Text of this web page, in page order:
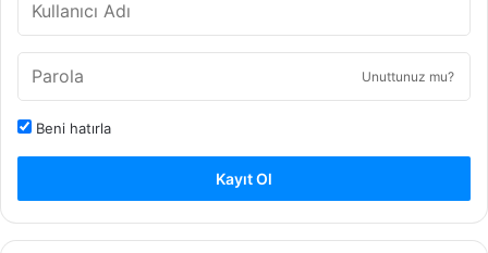
Unuttunuz mu?
Beni hatırla
Kayıt Ol